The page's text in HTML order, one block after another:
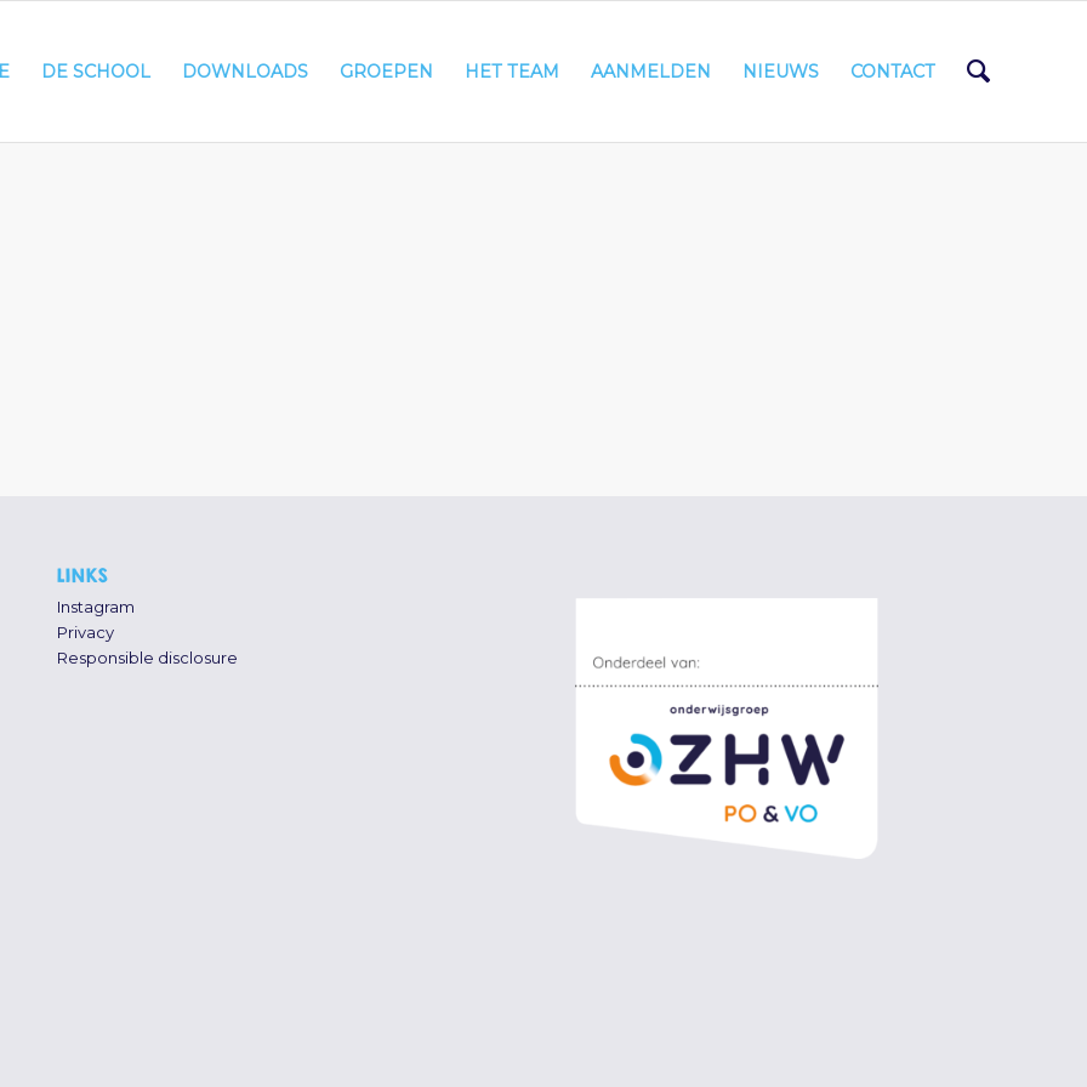
DE SCHOOL DOWNLOADS GROEPEN HET TEAM AANMELDEN NIEUWS CONTACT
LINKS
Instagram
Privacy
Responsible disclosure